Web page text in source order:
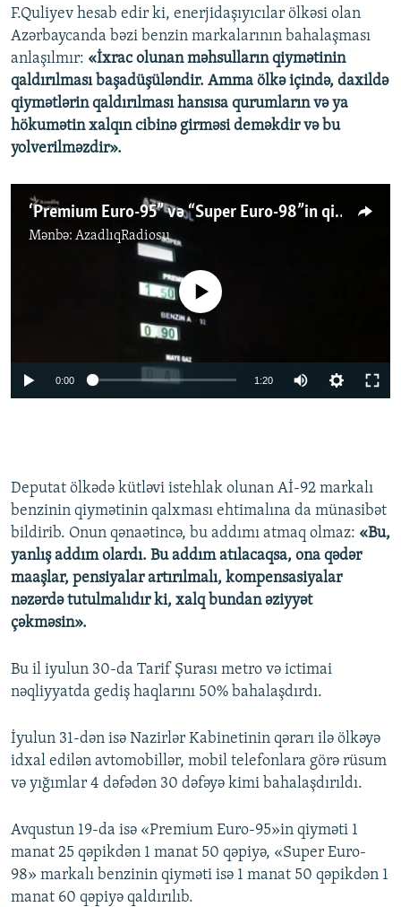
F.Quliyev hesab edir ki, enerjidaşıyıcılar ölkəsi olan
Azərbaycanda bəzi benzin markalarının bahalaşması
anlaşılmır: «İxrac olunan məhsulların qiymətinin
qaldırılması başadüşüləndir. Amma ölkə içində, daxildə
qiymətlərin qaldırılması hansısa qurumların və ya
hökumətin xalqın cibinə girməsi deməkdir və bu
yolverilməzdir».
‘Premium Euro-95” və “Super Euro-98”in qiymətinin qalxması haqda nə düşünürsünüz?
Mənbə: AzadlıqRadiosu
No media source currently available
0:00 1:20
Deputat ölkədə kütləvi istehlak olunan Aİ-92 markalı
benzinin qiymətinin qalxması ehtimalına da münasibət
bildirib. Onun qənaətincə, bu addımı atmaq olmaz: «Bu,
yanlış addım olardı. Bu addım atılacaqsa, ona qədər
maaşlar, pensiyalar artırılmalı, kompensasiyalar
nəzərdə tutulmalıdır ki, xalq bundan əziyyət
çəkməsin».
Bu il iyulun 30-da Tarif Şurası metro və ictimai
nəqliyyatda gediş haqlarını 50% bahalaşdırdı.
İyulun 31-dən isə Nazirlər Kabinetinin qərarı ilə ölkəyə
idxal edilən avtomobillər, mobil telefonlara görə rüsum
və yığımlar 4 dəfədən 30 dəfəyə kimi bahalaşdırıldı.
Avqustun 19-da isə «Premium Euro-95»in qiyməti 1
manat 25 qəpikdən 1 manat 50 qəpiyə, «Super Euro-
98» markalı benzinin qiyməti isə 1 manat 50 qəpikdən 1
manat 60 qəpiyə qaldırılıb.